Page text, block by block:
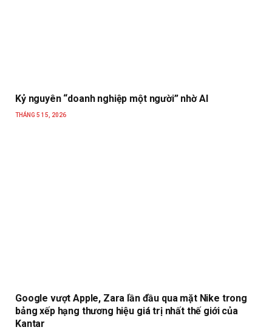
Kỷ nguyên “doanh nghiệp một người” nhờ AI
THÁNG 5 15, 2026
Google vượt Apple, Zara lần đầu qua mặt Nike trong
bảng xếp hạng thương hiệu giá trị nhất thế giới của
Kantar